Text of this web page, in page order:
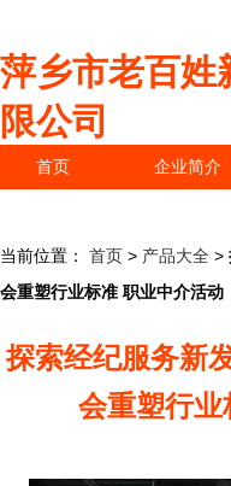
萍乡市老百姓
限公司
首页 企业简介
当前位置： 首页 > 产品大全 >
会重塑行业标准 职业中介活动
探索经纪服务新
会重塑行